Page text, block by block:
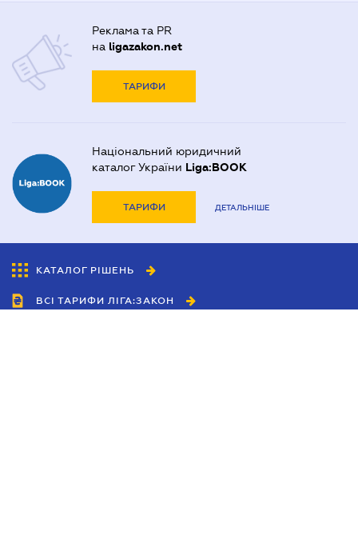
Реклама та PR
на ligazakon.net
ТАРИФИ
Національний юридичний
каталог України Liga:BOOK
ТАРИФИ ДЕТАЛЬНІШЕ
КАТАЛОГ РІШЕНЬ
ВСІ ТАРИФИ ЛІГА:ЗАКОН